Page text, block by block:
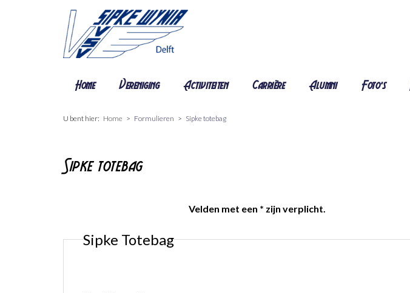
Home Vereniging Activiteiten Carrière Alumni Foto's
U bent hier: Home Formulieren Sipke totebag
Sipke totebag
Velden met een * zijn verplicht.
Sipke Totebag